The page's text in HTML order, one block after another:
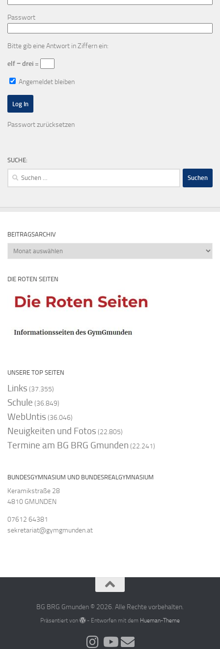
Passwort
Bitte gib eine Antwort in Ziffern ein:
elf − drei =
Angemeldet bleiben
Passwort zurücksetzen
SUCHE:
Suchen
BEITRAGSARCHIV
Beitragsarchiv
DIE ROTEN SEITEN
UNSERE TOP SEITEN
Links (37.355)
Schule (36.849)
WebUntis (36.046)
Neuigkeiten und Fotos (22.805)
Termine am BG BRG Gmunden (22.241)
BUNDESGYMNASIUM UND BUNDESREALGYMNASIUM
Keramikstraße 28
4810 GMUNDEN
07612 64381
sekretariat@gymgmunden.at
BG BRG Gmunden © 2026. Alle Rechte vorbehalten.
Präsentiert von - Entworfen mit dem Hueman-Theme